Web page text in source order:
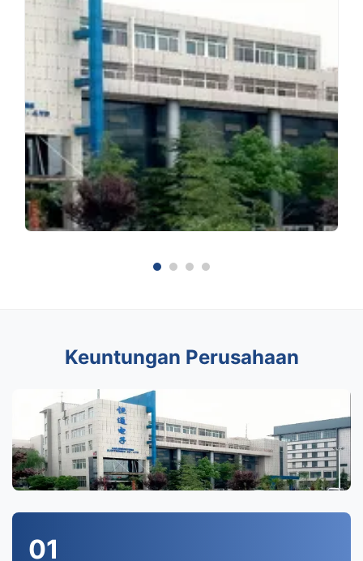
Keuntungan Perusahaan
01